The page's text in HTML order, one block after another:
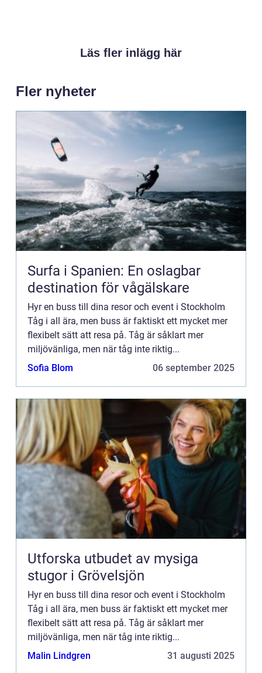
Läs fler inlägg här
Fler nyheter
Surfa i Spanien: En oslagbar
destination för vågälskare
Hyr en buss till dina resor och event i Stockholm
Tåg i all ära, men buss är faktiskt ett mycket mer
flexibelt sätt att resa på. Tåg är såklart mer
miljövänliga, men när tåg inte riktig...
Sofia Blom
06 september 2025
Utforska utbudet av mysiga
stugor i Grövelsjön
Hyr en buss till dina resor och event i Stockholm
Tåg i all ära, men buss är faktiskt ett mycket mer
flexibelt sätt att resa på. Tåg är såklart mer
miljövänliga, men när tåg inte riktig...
Malin Lindgren
31 augusti 2025